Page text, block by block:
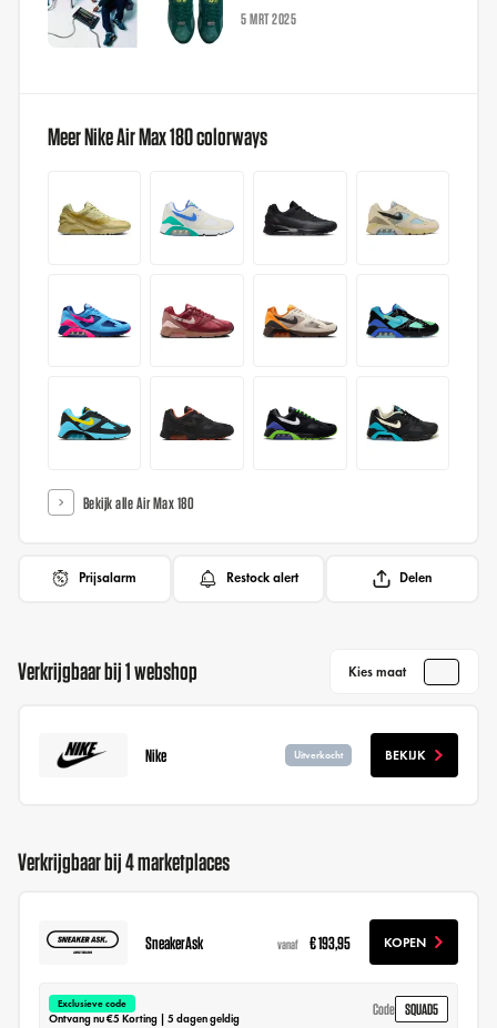
5 MRT 2025
Meer Nike Air Max 180 colorways
Bekijk alle Air Max 180
Prijsalarm Restock alert Delen
Verkrijgbaar bij 1 webshop Kies maat
Nike Uitverkocht BEKIJK
Verkrijgbaar bij 4 marketplaces
SneakerAsk vanaf € 193,95 KOPEN
Exclusieve code
Ontvang nu €5 Korting | 5 dagen geldig
Code SQUAD5